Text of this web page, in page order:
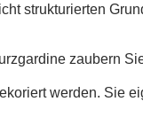
strukturierten
zaubern
werden. Sie